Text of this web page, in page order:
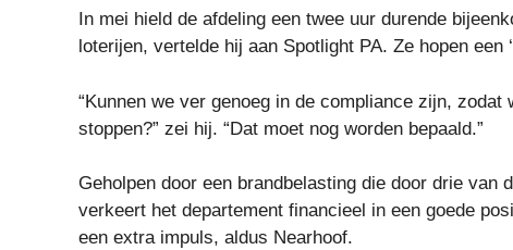
In mei hield de afdeling een twee uur durende
loterijen, vertelde hij aan Spotlight PA. Ze hopen een
“Kunnen we ver genoeg in de compliance zijn,
stoppen?” zei hij. “Dat moet nog worden bepaald.”
Geholpen door een brandbelasting die door drie van
verkeert het departement financieel in een goede
een extra impuls, aldus Nearhoof.